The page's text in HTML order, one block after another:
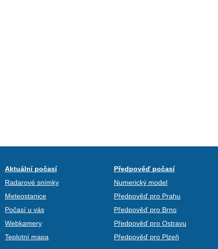
Aktuální počasí
Radarové snímky
Meteostanice
Počasí u vás
Webkamery
Teplotní mapa
Předpověď počasí
Numerický model
Předpověď pro Prahu
Předpověď pro Brno
Předpověď pro Ostravu
Předpověď pro Plzeň